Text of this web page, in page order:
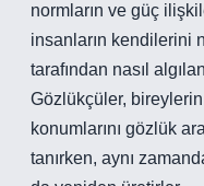
normların ve güç
insanların kendilerini
tarafından nasıl
Gözlükçüler,
konumlarını gözlük
tanırken, aynı